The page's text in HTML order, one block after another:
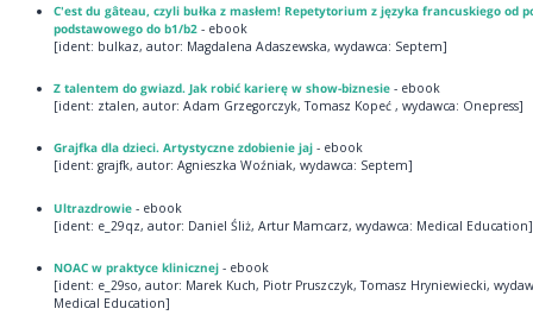
C'est du gâteau, czyli bułka z masłem! Repetytorium z języka francuskiego od
podstawowego do b1/b2- ebook
[ident: bulkaz, autor: Magdalena Adaszewska, wydawca: Septem]
Z talentem do gwiazd. Jak robić karierę w show-biznesie- ebook
[ident: ztalen, autor: Adam Grzegorczyk, Tomasz Kopeć , wydawca: Onepress]
Grajfka dla dzieci. Artystyczne zdobienie jaj- ebook
[ident: grajfk, autor: Agnieszka Woźniak, wydawca: Septem]
Ultrazdrowie - ebook
[ident: e_29qz, autor: Daniel Śliż, Artur Mamcarz, wydawca: Medical Education]
NOAC w praktyce klinicznej - ebook
[ident: e_29so, autor: Marek Kuch, Piotr Pruszczyk, Tomasz Hryniewiecki,
Medical Education]